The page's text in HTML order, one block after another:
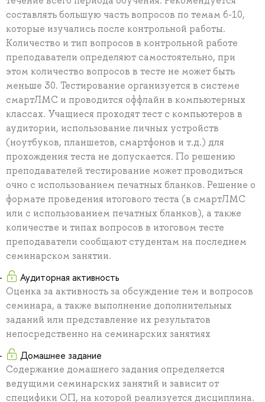
составлять большую часть вопросов по темам 6-10,
которые изучались после контрольной работы.
Количество и тип вопросов в контрольной работе
преподаватели определяют самостоятельно, при
этом количество вопросов в тесте не может быть
меньше 30. Тестирование организуется в системе
смартЛМС и проводится оффлайн в компьютерных
классах. Учащиеся проходят тест с компьютеров в
аудитории, использование личных устройств
(ноутбуков, планшетов, смартфонов и т.д.) для
прохождения теста не допускается. По решению
преподавателей тестирование может проводиться
очно с использованием печатных бланков. Решение о
формате проведения итогового теста (в смартЛМС
или с использованием печатных бланков), а также
количестве и типах вопросов в итоговом тесте
преподаватели сообщают студентам на последнем
семинарском занятии.
Аудиторная активность
Оценка за активность за обсуждение тем и вопросов
семинара, а также выполнение дополнительных
заданий или представление их результатов
непосредственно на семинарских занятиях
Домашнее задание
Содержание домашнего задания определяется
ведущими семинарских занятий и зависит от
специфики ОП, на которой реализуется дисциплина.